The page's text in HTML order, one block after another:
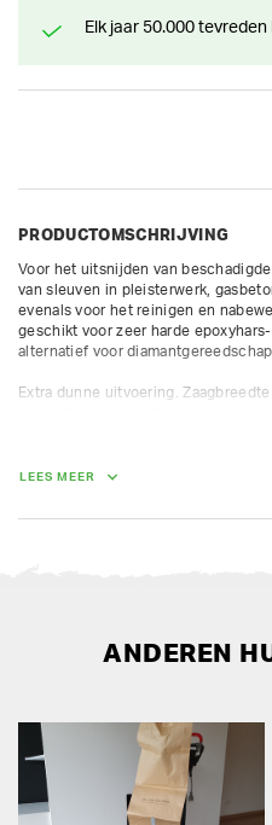
Elk jaar 50.000
PRODUCTOMSCHRIJVING
Voor het uitsnijden van
van sleuven in pleisterwerk,
evenals voor het reinigen en
geschikt voor zeer harde
alternatief voor
Extra dunne uitvoering.
LEES MEER
ANDEREN